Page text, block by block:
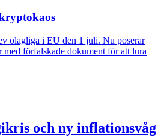
olagliga i EU den 1 juli. Nu poserar
med förfalskade dokument för att lura
och ny inflationsvåg